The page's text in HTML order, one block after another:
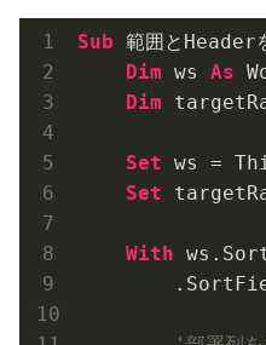
Sub 範囲とHeader
Dim ws As
Dim
Set ws =
Set
With